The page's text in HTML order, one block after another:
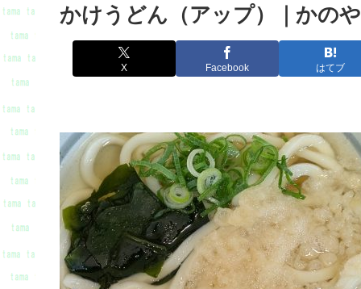
かけうどん（アップ）｜かの
X Facebook はてブ